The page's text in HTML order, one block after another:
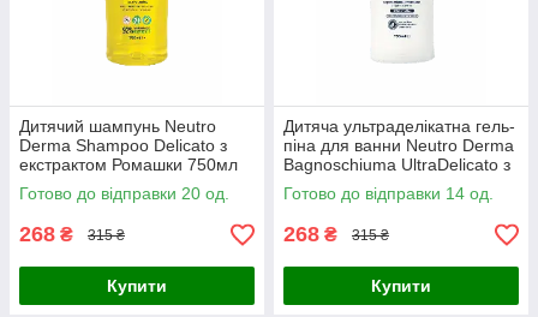
Дитячий шампунь Neutro
Derma Shampoo Delicato з
екстрактом Ромашки 750мл
Готово до відправки 20 од.
268 ₴ 315 ₴
Купити
Дитяча ультраделікатна гель-
піна для ванни Neutro Derma
Bagnoschiuma UltraDelicato з
вівсяним молоком 750мл
Готово до відправки 14 од.
268 ₴ 315 ₴
Купити